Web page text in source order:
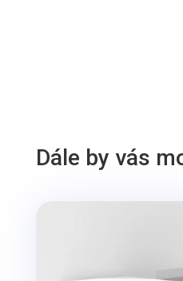
Dále by vás